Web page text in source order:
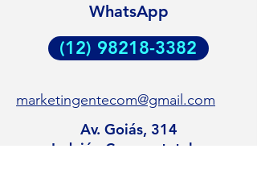
WhatsApp
(12) 98218-3382
marketingentecom@gmail.com
Av. Goiás, 314
Indaiá - Caraguatatuba